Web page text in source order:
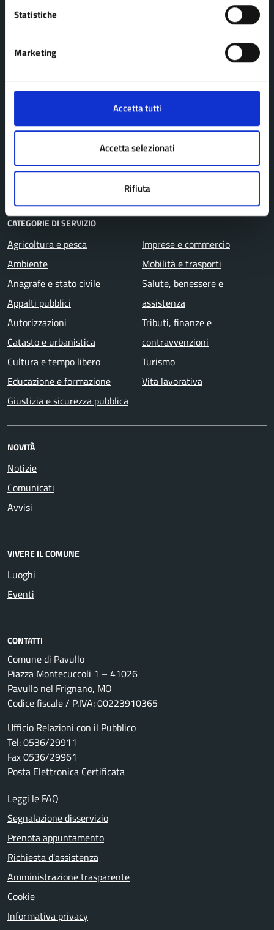
Statistiche
Marketing
Accetta tutti
Accetta selezionati
Rifiuta
Comune di Pavullo nel Frignano
AMMINISTRAZIONE
Organi di governo
Enti e fondazioni
Aree amministrative
CATEGORIE DI SERVIZIO
Agricoltura e pesca
Ambiente
Anagrafe e stato civile
Appalti pubblici
Autorizzazioni
Catasto e urbanistica
Cultura e tempo libero
Educazione e formazione
Giustizia e sicurezza pubblica
Imprese e commercio
Mobilità e trasporti
Salute, benessere e
assistenza
Tributi, finanze e
contravvenzioni
Turismo
Vita lavorativa
NOVITÀ
Notizie
Comunicati
Avvisi
VIVERE IL COMUNE
Luoghi
Eventi
CONTATTI
Comune di Pavullo
Piazza Montecuccoli 1 – 41026
Pavullo nel Frignano, MO
Codice fiscale / P.IVA: 00223910365
Ufficio Relazioni con il Pubblico
Tel: 0536/29911
Fax 0536/29961
Posta Elettronica Certificata
Leggi le FAQ
Segnalazione disservizio
Prenota appuntamento
Richiesta d'assistenza
Amministrazione trasparente
Cookie
Informativa privacy